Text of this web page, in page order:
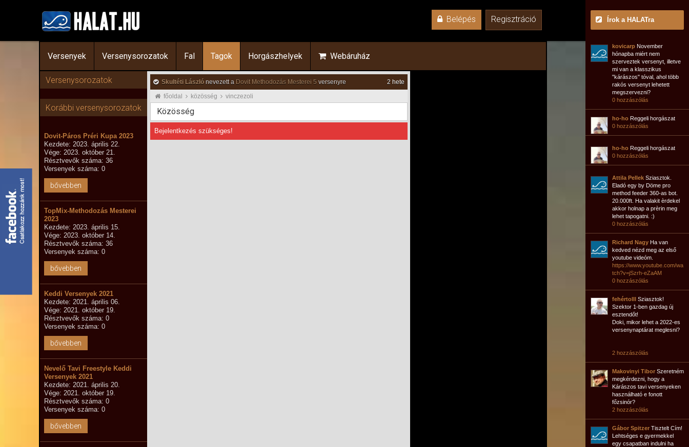
Belépés Regisztráció
Versenyek Versenysorozatok Fal Tagok Horgászhelyek Webáruház
Versenysorozatok
Korábbi versenysorozatok
Dovit-Páros Préri Kupa 2023
Kezdete: 2023. április 22.
Vége: 2023. október 21.
Résztvevők száma: 36
Versenyek száma: 0
bővebben
TopMix-Methodozás Mesterei
2023
Kezdete: 2023. április 15.
Vége: 2023. október 14.
Résztvevők száma: 36
Versenyek száma: 0
bővebben
Keddi Versenyek 2021
Kezdete: 2021. április 06.
Vége: 2021. október 19.
Résztvevők száma: 0
Versenyek száma: 0
bővebben
Nevelő Tavi Freestyle Keddi
Versenyek 2021
Kezdete: 2021. április 20.
Vége: 2021. október 19.
Résztvevők száma: 0
Versenyek száma: 0
bővebben
Skultéti Lászlónevezett a Dovit Methodozás Mesterei 5 versenyre
2 hete
főoldal
közösség vinczezoli
Közösség
Bejelentkezés szükséges!
Írok a HALATra
kovicarp November
hónapba miért nem
szerveztek versenyt, illetve
mi van a klasszikus
"kárászos" tóval, ahol több
rakós versenyt lehetett
megszervezni?
0 hozzászólás
ho-ho Reggeli horgászat
0 hozzászólás
ho-ho Reggeli horgászat
0 hozzászólás
Attila Pellek Sziasztok.
Eladó egy by Döme pro
method feeder 360-as bot.
20.000ft. Ha valakit èrdekel
akkor holnap a prèrin meg
lehet tapogatni. :)
0 hozzászólás
Richard Nagy Ha van
kedved nézd meg az első
youtube videóm.
https://www.youtube.com/wa
tch?v=jSzrh-eZaAM
0 hozzászólás
fehértolll Sziasztok!
Szektor 1-ben gazdag új
esztendőt!
Doki, mikor lehet a 2022-es
versenynaptárat meglesni?
2 hozzászólás
Makovinyi Tibor Szeretném
megkérdezni, hogy a
Kárászos tavi versenyeken
használható e fonott
főzsinór?
2 hozzászólás
Gábor Spitzer Tisztelt Cím!
Lehtséges e gyermekkel
egy csapatban indulni ha